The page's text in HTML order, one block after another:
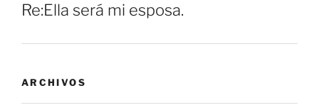
Re:Ella será mi esposa.
ARCHIVOS